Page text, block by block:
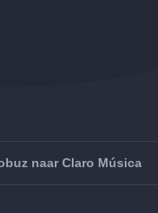
naar Claro Música